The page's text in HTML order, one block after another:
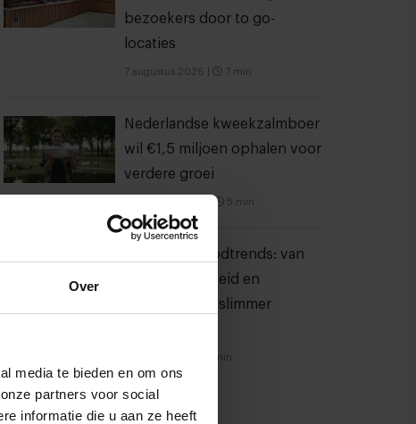
Over
media te bieden en om ons
partners voor social
informatie die u aan ze heeft
bezoekers door to go-
locaties
7 augustus 2026 7 min
Nederlandse kweekzalmboer
wil €1,5 miljoen ophalen voor
verdere groei
5 min
10 globale foodtrends: van
darmgezondheid en
brainfood tot slimmer
6 min